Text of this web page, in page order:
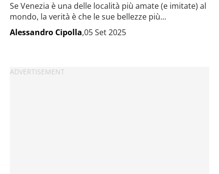
Se Venezia è una delle località più amate (e imitate) al
mondo, la verità è che le sue bellezze più...
Alessandro Cipolla,05 Set 2025